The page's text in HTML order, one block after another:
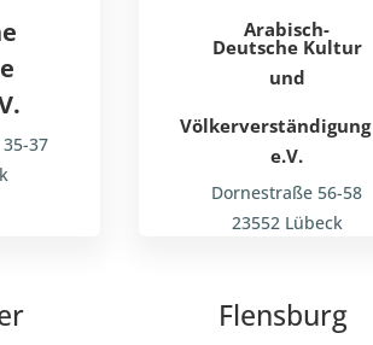
37
Arabisch-
Deutsche Kultur
und
Völkerverständigung
e.V.
Dornestraße 56-58
23552 Lübeck
Flensburg